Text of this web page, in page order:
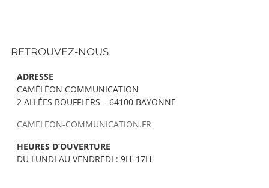
RETROUVEZ-NOUS
ADRESSE
CAMÉLÉON COMMUNICATION
2 ALLÉES BOUFFLERS – 64100 BAYONNE
CAMELEON-COMMUNICATION.FR
HEURES D’OUVERTURE
DU LUNDI AU VENDREDI : 9H–17H